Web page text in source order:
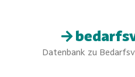
Datenbank zu